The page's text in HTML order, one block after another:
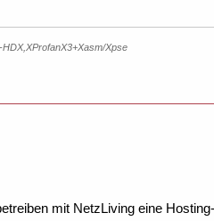
Xpse
mit NetzLiving eine